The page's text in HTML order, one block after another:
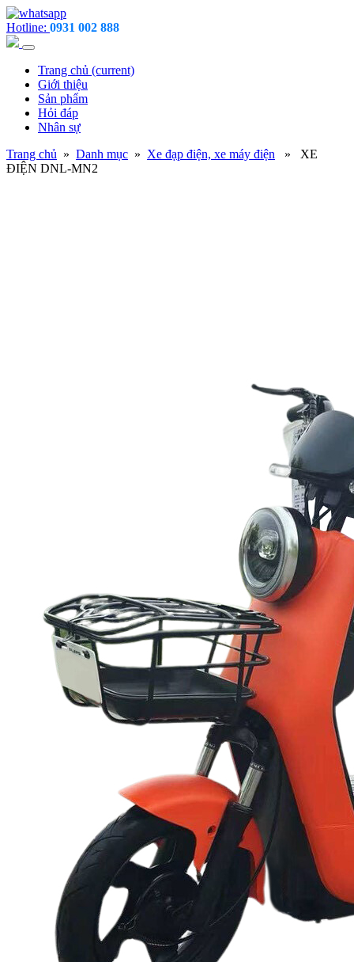
Hotline: 0931 002 888
Trang chủ (current)
Giới thiệu
Sản phẩm
Hỏi đáp
Nhân sự
Trang chủ » Danh mục » Xe đạp điện, xe máy điện » XE
ĐIỆN DNL-MN2